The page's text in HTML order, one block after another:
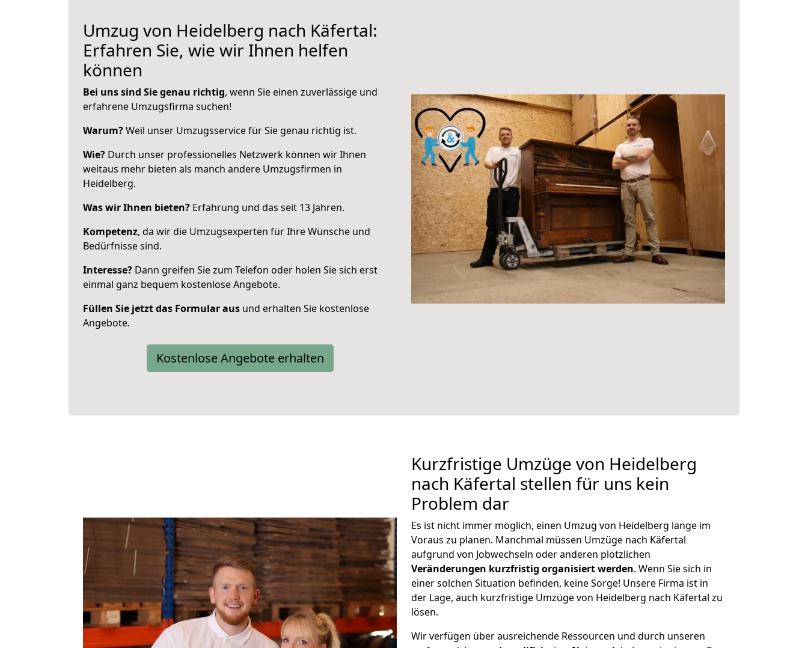
Umzug von Heidelberg nach Käfertal:
Erfahren Sie, wie wir Ihnen helfen
können
Bei uns sind Sie genau richtig, wenn Sie einen zuverlässige und
erfahrene Umzugsfirma suchen!
Warum?Weil unser Umzugsservice für Sie genau richtig ist.
Wie? Durch unser professionelles Netzwerk können wir Ihnen
weitaus mehr bieten als manch andere Umzugsfirmen in
Heidelberg.
Was wir Ihnen bieten? Erfahrung und das seit 13 Jahren.
Kompetenz, da wir die Umzugsexperten für Ihre Wünsche und
Bedürfnisse sind.
Interesse? Dann greifen Sie zum Telefon oder holen Sie sich erst
einmal ganz bequem kostenlose Angebote.
Füllen Sie jetzt das Formular aus und erhalten Sie kostenlose
Angebote.
Kostenlose Angebote erhalten
Kurzfristige Umzüge von Heidelberg
nach Käfertal stellen für uns kein
Problem dar
Es ist nicht immer möglich, einen Umzug von Heidelberg lange im
Voraus zu planen. Manchmal müssen Umzüge nach Käfertal
aufgrund von Jobwechseln oder anderen plötzlichen
Veränderungen kurzfristig organisiert werden. Wenn Sie sich in
einer solchen Situation befinden, keine Sorge! Unsere Firma ist in
der Lage, auch kurzfristige Umzüge von Heidelberg nach Käfertal zu
lösen.
Wir verfügen über ausreichende Ressourcen und durch unseren